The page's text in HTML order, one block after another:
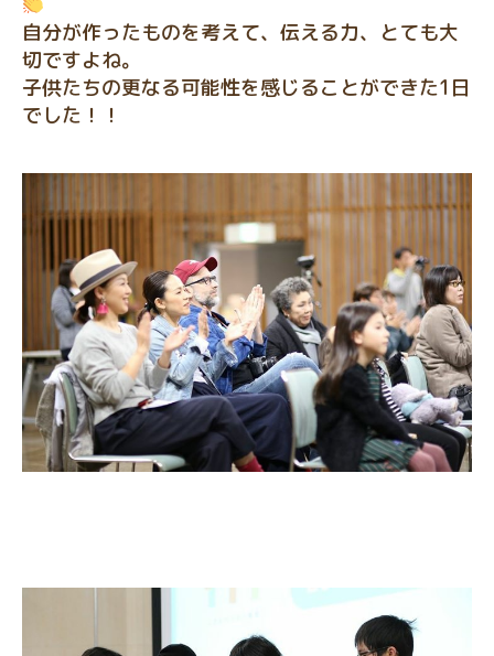
自分が作ったものを考えて、伝える力、とても大
切ですよね。
子供たちの更なる可能性を感じることができた1日
でした！！